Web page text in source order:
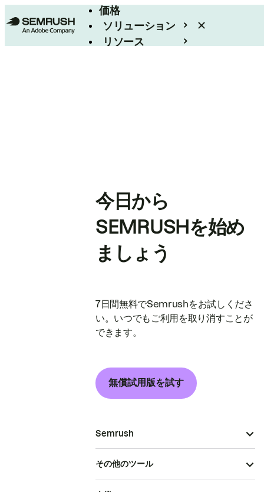
価格
ソリューション
リソース
今日から
SEMRUSHを始め
ましょう
7日間無料でSemrushをお試しくださ
い。いつでもご利用を取り消すことが
できます。
無償試用版を試す
Semrush
その他のツール